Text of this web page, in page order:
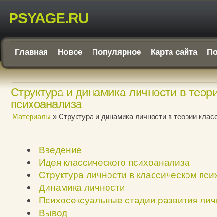
PSYAGE.RU
Главная Новое Популярное Карта сайта
Структура и динамика личности в
психоанализа
Материалы » Структура и динамика личности в теории
Введение
Идея классического психоанализа
Структура личности в классическом
Динамика личности
Психосексуальные стадии развития
Вывод